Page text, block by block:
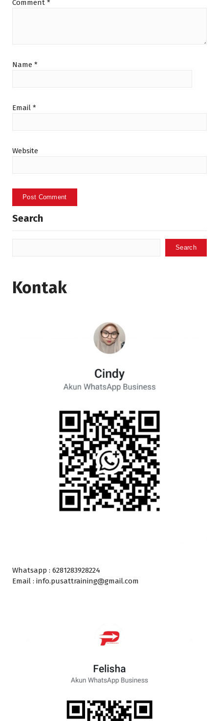
Comment *
Name *
Email *
Website
Search
Search
Kontak
Whatsapp : 6281283928224
Email : info.pusattraining@gmail.com